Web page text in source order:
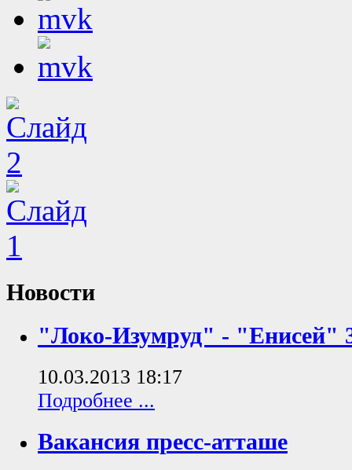
Новости
"Локо-Изумруд" - "Енисей"
10.03.2013 18:17
Подробнее ...
Вакансия пресс-атташе